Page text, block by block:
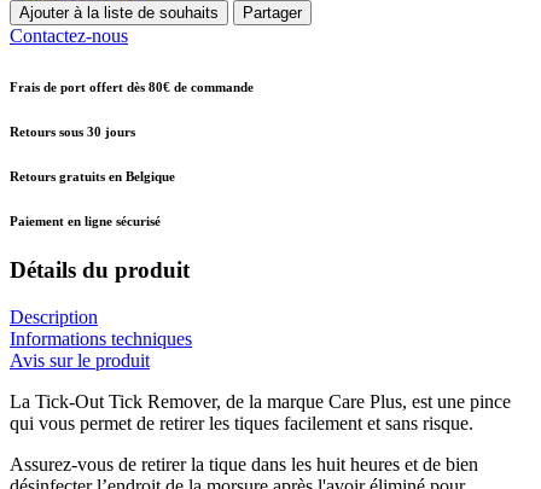
Ajouter à la liste de souhaits Partager
Contactez-nous
Frais de port offert dès 80€ de commande
Retours sous 30 jours
Retours gratuits en Belgique
Paiement en ligne sécurisé
Détails du produit
Description
Informations techniques
Avis sur le produit
La Tick-Out Tick Remover, de la marque Care Plus, est une pince
qui vous permet de retirer les tiques facilement et sans risque.
Assurez-vous de retirer la tique dans les huit heures et de bien